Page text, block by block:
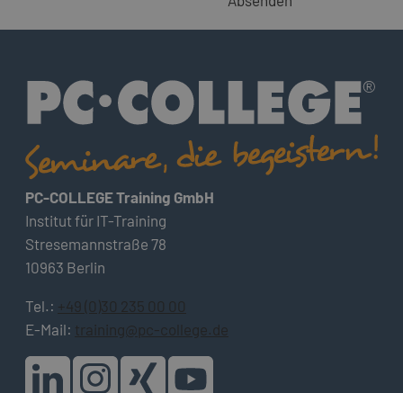
PC-COLLEGE Training GmbH
Institut für IT-Training
Stresemannstraße 78
10963 Berlin
Tel.: +49 (0)30 235 00 00
E-Mail: training@pc-college.de